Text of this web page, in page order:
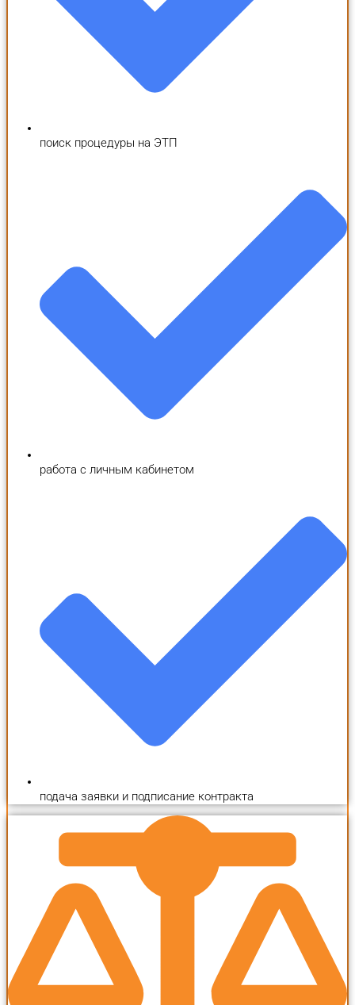
поиск процедуры на ЭТП
работа с личным кабинетом
подача заявки и подписание контракта